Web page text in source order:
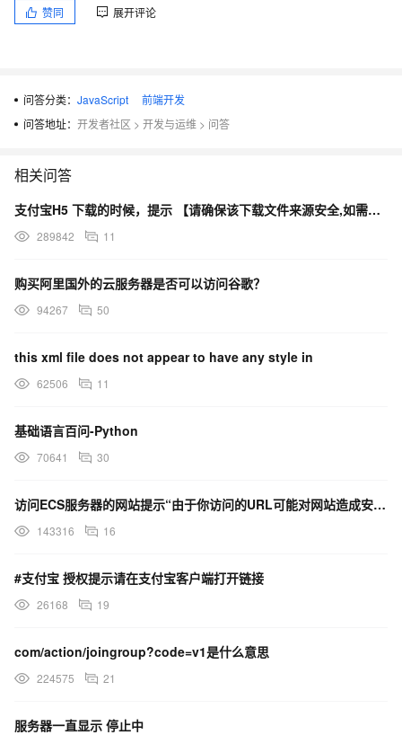
赞同 展开评论
问答分类： JavaScript
前端开发
问答地址： 开发者社区 > 开发与运维 > 问答
相关问答
支付宝H5 下载的时候，提示 【请确保该下载文件来源安全,如需浏览,请长按网址复制后使用浏览器访问】
289842 11
购买阿里国外的云服务器是否可以访问谷歌？
94267 50
this xml file does not appear to have any style in
62506 11
基础语言百问-Python
70641 30
访问ECS服务器的网站提示“由于你访问的URL可能对网站造成安全威胁，您的访问被阻断”，这是什么原因？
143316 16
#支付宝 授权提示请在支付宝客户端打开链接
26168 19
com/action/joingroup?code=v1是什么意思
224575 21
服务器一直显示 停止中